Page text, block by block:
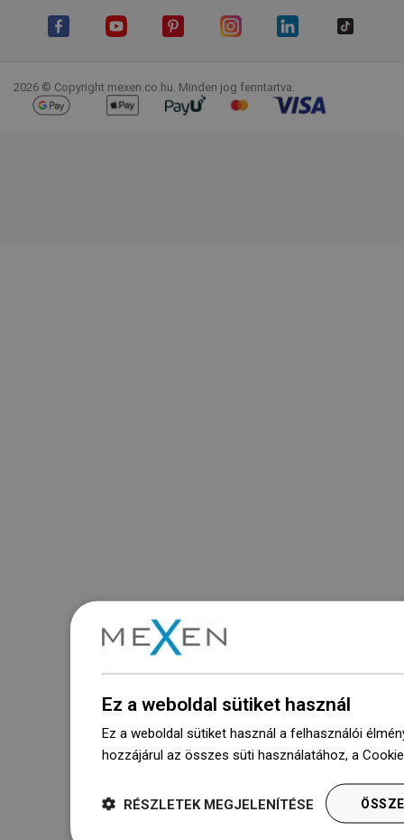
2026 © Copyright mexen.co.hu. Minden jog fenntartva.
Ez a weboldal sütiket használ
Ez a weboldal sütiket használ a felhasználói
hozzájárul az összes süti használatához, a
RÉSZLETEK MEGJELENÍTÉSE